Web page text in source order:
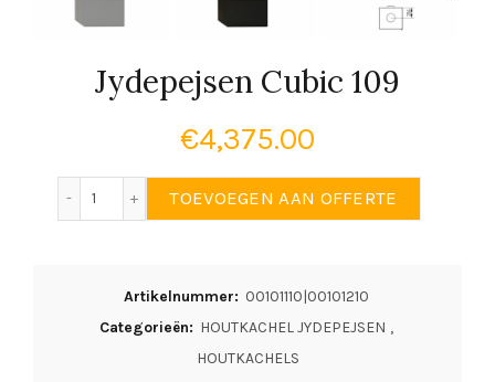
Jydepejsen Cubic 109
€4,375.00
TOEVOEGEN AAN OFFERTE
Artikelnummer: 00101110|00101210
Categorieën: HOUTKACHEL JYDEPEJSEN ,
HOUTKACHELS